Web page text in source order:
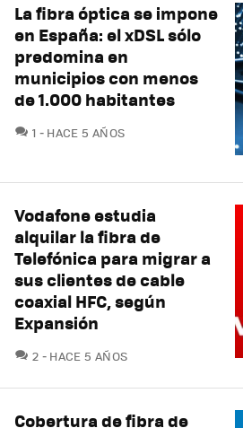
La fibra óptica se impone
en España: el xDSL sólo
predomina en
municipios con menos
de 1.000 habitantes
1 COMENTARIOS
HACE 5 AÑOS
Vodafone estudia
alquilar la fibra de
Telefónica para migrar a
sus clientes de cable
coaxial HFC, según
Expansión
2 COMENTARIOS
HACE 5 AÑOS
Cobertura de fibra de